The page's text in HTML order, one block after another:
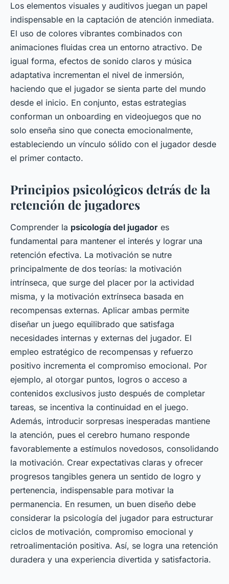
Los elementos visuales y auditivos juegan un papel
indispensable en la captación de atención inmediata.
El uso de colores vibrantes combinados con
animaciones fluidas crea un entorno atractivo. De
igual forma, efectos de sonido claros y música
adaptativa incrementan el nivel de inmersión,
haciendo que el jugador se sienta parte del mundo
desde el inicio. En conjunto, estas estrategias
conforman un onboarding en videojuegos que no
solo enseña sino que conecta emocionalmente,
estableciendo un vínculo sólido con el jugador desde
el primer contacto.
Principios psicológicos detrás de la
retención de jugadores
Comprender la psicología del jugador es
fundamental para mantener el interés y lograr una
retención efectiva. La motivación se nutre
principalmente de dos teorías: la motivación
intrínseca, que surge del placer por la actividad
misma, y la motivación extrínseca basada en
recompensas externas. Aplicar ambas permite
diseñar un juego equilibrado que satisfaga
necesidades internas y externas del jugador. El
empleo estratégico de recompensas y refuerzo
positivo incrementa el compromiso emocional. Por
ejemplo, al otorgar puntos, logros o acceso a
contenidos exclusivos justo después de completar
tareas, se incentiva la continuidad en el juego.
Además, introducir sorpresas inesperadas mantiene
la atención, pues el cerebro humano responde
favorablemente a estímulos novedosos, consolidando
la motivación. Crear expectativas claras y ofrecer
progresos tangibles genera un sentido de logro y
pertenencia, indispensable para motivar la
permanencia. En resumen, un buen diseño debe
considerar la psicología del jugador para estructurar
ciclos de motivación, compromiso emocional y
retroalimentación positiva. Así, se logra una retención
duradera y una experiencia divertida y satisfactoria.